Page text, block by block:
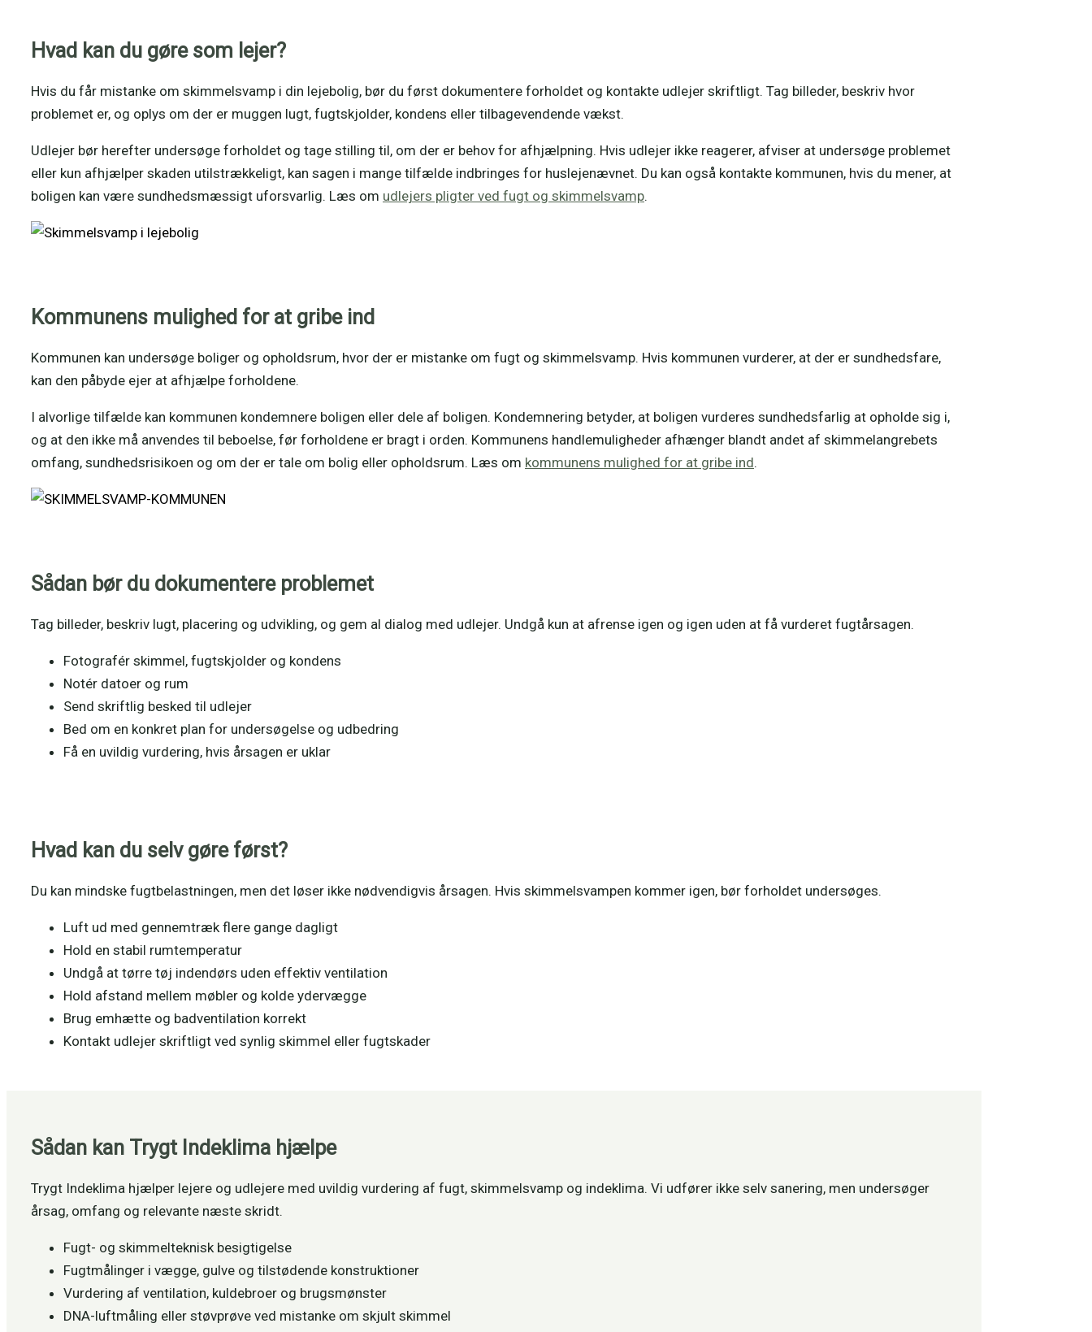
Hvad kan du gøre som lejer?
Hvis du får mistanke om skimmelsvamp i din lejebolig, bør du først dokumentere forholdet og kontakte udlejer skriftligt. Tag billeder, beskriv hvor
problemet er, og oplys om der er muggen lugt, fugtskjolder, kondens eller tilbagevendende vækst.
Udlejer bør herefter undersøge forholdet og tage stilling til, om der er behov for afhjælpning. Hvis udlejer ikke reagerer, afviser at undersøge problemet
eller kun afhjælper skaden utilstrækkeligt, kan sagen i mange tilfælde indbringes for huslejenævnet. Du kan også kontakte kommunen, hvis du mener, at
boligen kan være sundhedsmæssigt uforsvarlig. Læs om udlejers pligter ved fugt og skimmelsvamp.
Kommunens mulighed for at gribe ind
Kommunen kan undersøge boliger og opholdsrum, hvor der er mistanke om fugt og skimmelsvamp. Hvis kommunen vurderer, at der er sundhedsfare,
kan den påbyde ejer at afhjælpe forholdene.
I alvorlige tilfælde kan kommunen kondemnere boligen eller dele af boligen. Kondemnering betyder, at boligen vurderes sundhedsfarlig at opholde sig i,
og at den ikke må anvendes til beboelse, før forholdene er bragt i orden. Kommunens handlemuligheder afhænger blandt andet af skimmelangrebets
omfang, sundhedsrisikoen og om der er tale om bolig eller opholdsrum. Læs om kommunens mulighed for at gribe ind.
Sådan bør du dokumentere problemet
Tag billeder, beskriv lugt, placering og udvikling, og gem al dialog med udlejer. Undgå kun at afrense igen og igen uden at få vurderet fugtårsagen.
Fotografér skimmel, fugtskjolder og kondens
Notér datoer og rum
Send skriftlig besked til udlejer
Bed om en konkret plan for undersøgelse og udbedring
Få en uvildig vurdering, hvis årsagen er uklar
Hvad kan du selv gøre først?
Du kan mindske fugtbelastningen, men det løser ikke nødvendigvis årsagen. Hvis skimmelsvampen kommer igen, bør forholdet undersøges.
Luft ud med gennemtræk flere gange dagligt
Hold en stabil rumtemperatur
Undgå at tørre tøj indendørs uden effektiv ventilation
Hold afstand mellem møbler og kolde ydervægge
Brug emhætte og badventilation korrekt
Kontakt udlejer skriftligt ved synlig skimmel eller fugtskader
Sådan kan Trygt Indeklima hjælpe
Trygt Indeklima hjælper lejere og udlejere med uvildig vurdering af fugt, skimmelsvamp og indeklima. Vi udfører ikke selv sanering, men undersøger
årsag, omfang og relevante næste skridt.
Fugt- og skimmelteknisk besigtigelse
Fugtmålinger i vægge, gulve og tilstødende konstruktioner
Vurdering af ventilation, kuldebroer og brugsmønster
DNA-luftmåling eller støvprøve ved mistanke om skjult skimmel